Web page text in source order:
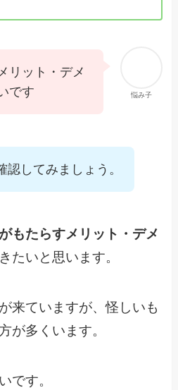
悩み子
リット・デメ
です
認してみましょう。
もたらすメリット・デメ
たいと思います。
来ていますが、怪しいも
が多くいます。
です。